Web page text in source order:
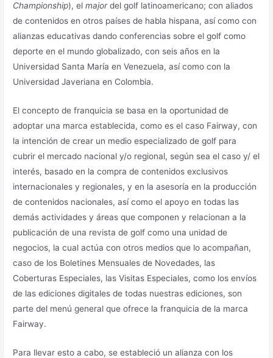
Championship), elmajordel golf latinoamericano; con aliados
de contenidos en otros países de habla hispana, así como con
alianzas educativas dando conferencias sobre el golf como
deporte en el mundo globalizado, con seis años en la
Universidad Santa María en Venezuela, así como con la
Universidad Javeriana en Colombia.
El concepto de franquicia se basa en la oportunidad de
adoptar una marca establecida, como es el caso Fairway, con
la intención de crear un medio especializado de golf para
cubrir el mercado nacional y/o regional, según sea el caso y/ el
interés, basado en la compra de contenidos exclusivos
internacionales y regionales, y en la asesoría en la producción
de contenidos nacionales, así como el apoyo en todas las
demás actividades y áreas que componen y relacionan a la
publicación de una revista de golf como una unidad de
negocios, la cual actúa con otros medios que lo acompañan,
caso de los Boletines Mensuales de Novedades, las
Coberturas Especiales, las Visitas Especiales, como los envíos
de las ediciones digitales de todas nuestras ediciones, son
parte del menú general que ofrece la franquicia de la marca
Fairway.
Para llevar esto a cabo, se estableció un alianza con los